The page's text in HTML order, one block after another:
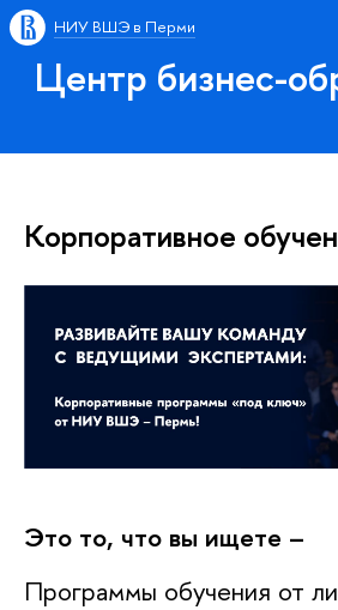
НИУ ВШЭ в Перми
Центр бизнес-
Корпоративное
Это то, что вы ищете –
Программы обучения от